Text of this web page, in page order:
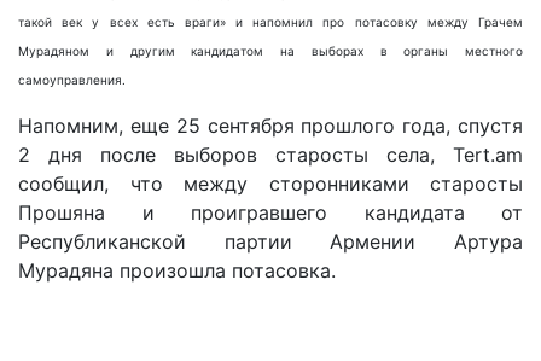
такой век у всех есть враги» и напомнил про потасовку между Грачем
Мурадяном и другим кандидатом на выборах в органы местного
самоуправления.
Напомним, еще 25 сентября прошлого года, спустя
2 дня после выборов старосты села, Tert.am
сообщил, что между сторонниками старосты
Прошяна и проигравшего кандидата от
Республиканской партии Армении Артура
Мурадяна произошла потасовка.